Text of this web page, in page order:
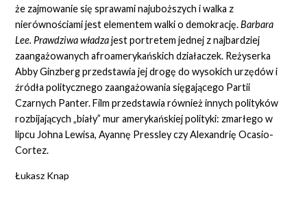
że zajmowanie się sprawami najuboższych i walka z
nierównościami jest elementem walki o demokrację.Barbara
Lee. Prawdziwa władzajest portretem jednej z najbardziej
zaangażowanych afroamerykańskich działaczek. Reżyserka
Abby Ginzberg przedstawia jej drogę do wysokich urzędów i
źródła politycznego zaangażowania sięgającego Partii
Czarnych Panter. Film przedstawia również innych polityków
rozbijających „biały” mur amerykańskiej polityki: zmarłego w
lipcu Johna Lewisa, Ayannę Pressley czy Alexandrię Ocasio-
Cortez.
Łukasz Knap